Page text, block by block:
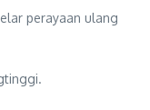
perayaan ulang